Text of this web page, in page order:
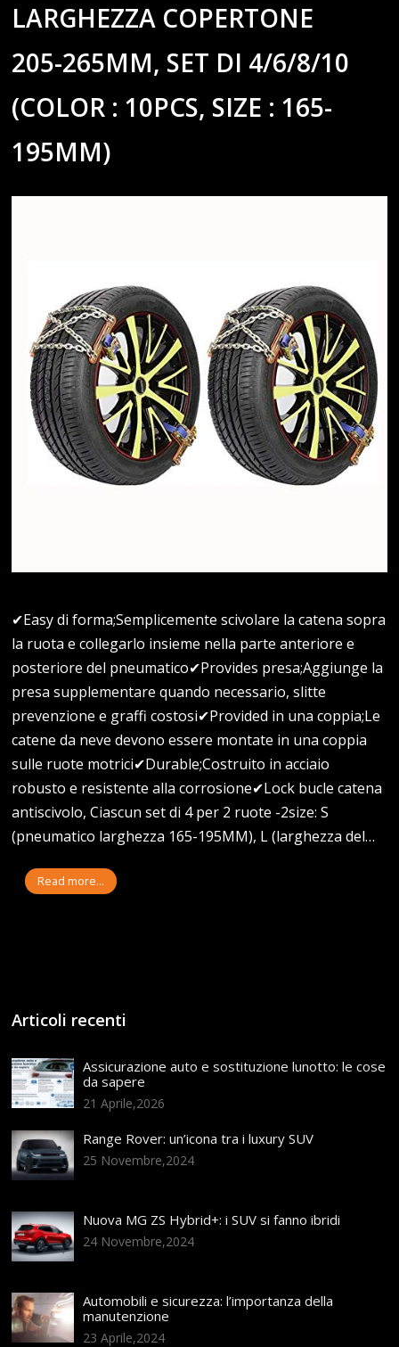
LARGHEZZA COPERTONE
205-265MM, SET DI 4/6/8/10
(COLOR : 10PCS, SIZE : 165-
195MM)
✔Easy di forma;Semplicemente scivolare la catena sopra
la ruota e collegarlo insieme nella parte anteriore e
posteriore del pneumatico✔Provides presa;Aggiunge la
presa supplementare quando necessario, slitte
prevenzione e graffi costosi✔Provided in una coppia;Le
catene da neve devono essere montate in una coppia
sulle ruote motrici✔Durable;Costruito in acciaio
robusto e resistente alla corrosione✔Lock bucle catena
antiscivolo, Ciascun set di 4 per 2 ruote -2size: S
(pneumatico larghezza 165-195MM), L (larghezza del…
Read more...
Articoli recenti
Assicurazione auto e sostituzione lunotto: le cose
da sapere
21 Aprile,2026
Range Rover: un’icona tra i luxury SUV
25 Novembre,2024
Nuova MG ZS Hybrid+: i SUV si fanno ibridi
24 Novembre,2024
Automobili e sicurezza: l’importanza della
manutenzione
23 Aprile,2024